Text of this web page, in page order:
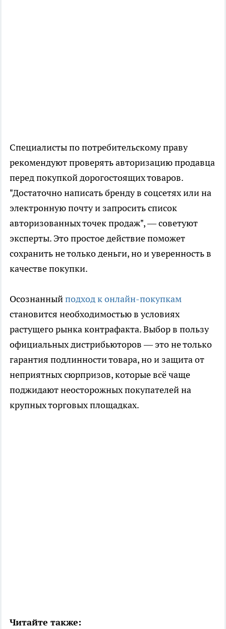
Специалисты по потребительскому праву
рекомендуют проверять авторизацию продавца
перед покупкой дорогостоящих товаров.
"Достаточно написать бренду в соцсетях или на
электронную почту и запросить список
авторизованных точек продаж", — советуют
эксперты. Это простое действие поможет
сохранить не только деньги, но и уверенность в
качестве покупки.
Осознанныйподход к онлайн-покупкам
становится необходимостью в условиях
растущего рынка контрафакта. Выбор в пользу
официальных дистрибьюторов — это не только
гарантия подлинности товара, но и защита от
неприятных сюрпризов, которые всё чаще
поджидают неосторожных покупателей на
крупных торговых площадках.
Читайте также: